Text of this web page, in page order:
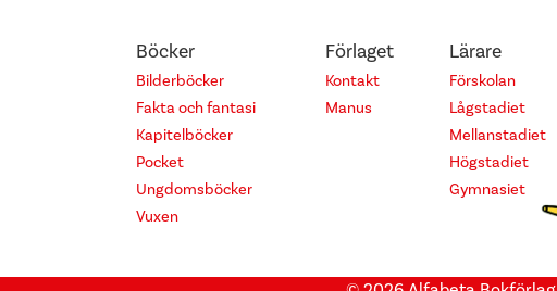
Böcker
Bilderböcker
Fakta och fantasi
Kapitelböcker
Pocket
Ungdomsböcker
Vuxen
Förlaget
Kontakt
Manus
Lärare
Förskolan
Lågstadiet
Mellanstadiet
Högstadiet
Gymnasiet